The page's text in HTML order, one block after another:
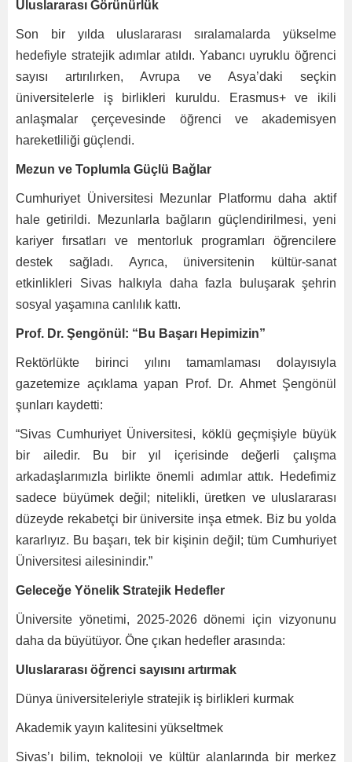
Uluslararası Görünürlük
Son bir yılda uluslararası sıralamalarda yükselme
hedefiyle stratejik adımlar atıldı. Yabancı uyruklu öğrenci
sayısı artırılırken, Avrupa ve Asya’daki seçkin
üniversitelerle iş birlikleri kuruldu. Erasmus+ ve ikili
anlaşmalar çerçevesinde öğrenci ve akademisyen
hareketliliği güçlendi.
Mezun ve Toplumla Güçlü Bağlar
Cumhuriyet Üniversitesi Mezunlar Platformu daha aktif
hale getirildi. Mezunlarla bağların güçlendirilmesi, yeni
kariyer fırsatları ve mentorluk programları öğrencilere
destek sağladı. Ayrıca, üniversitenin kültür-sanat
etkinlikleri Sivas halkıyla daha fazla buluşarak şehrin
sosyal yaşamına canlılık kattı.
Prof. Dr. Şengönül: “Bu Başarı Hepimizin”
Rektörlükte birinci yılını tamamlaması dolayısıyla
gazetemize açıklama yapan Prof. Dr. Ahmet Şengönül
şunları kaydetti:
“Sivas Cumhuriyet Üniversitesi, köklü geçmişiyle büyük
bir ailedir. Bu bir yıl içerisinde değerli çalışma
arkadaşlarımızla birlikte önemli adımlar attık. Hedefimiz
sadece büyümek değil; nitelikli, üretken ve uluslararası
düzeyde rekabetçi bir üniversite inşa etmek. Biz bu yolda
kararlıyız. Bu başarı, tek bir kişinin değil; tüm Cumhuriyet
Üniversitesi ailesinindir.”
Geleceğe Yönelik Stratejik Hedefler
Üniversite yönetimi, 2025-2026 dönemi için vizyonunu
daha da büyütüyor. Öne çıkan hedefler arasında:
Uluslararası öğrenci sayısını artırmak
Dünya üniversiteleriyle stratejik iş birlikleri kurmak
Akademik yayın kalitesini yükseltmek
Sivas’ı bilim, teknoloji ve kültür alanlarında bir merkez